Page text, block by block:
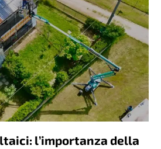
l’importanza della